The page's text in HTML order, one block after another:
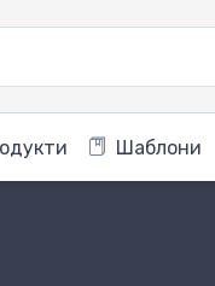
Шаблони